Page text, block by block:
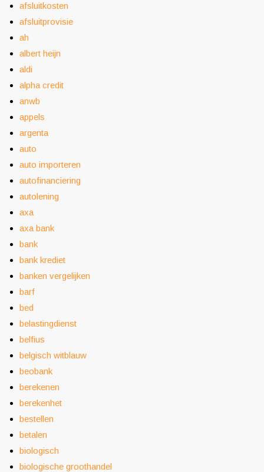
afsluitkosten
afsluitprovisie
ah
albert heijn
aldi
alpha credit
anwb
appels
argenta
auto
auto importeren
autofinanciering
autolening
axa
axa bank
bank
bank krediet
banken vergelijken
barf
bed
belastingdienst
belfius
belgisch witblauw
beobank
berekenen
berekenhet
bestellen
betalen
biologisch
biologische groothandel